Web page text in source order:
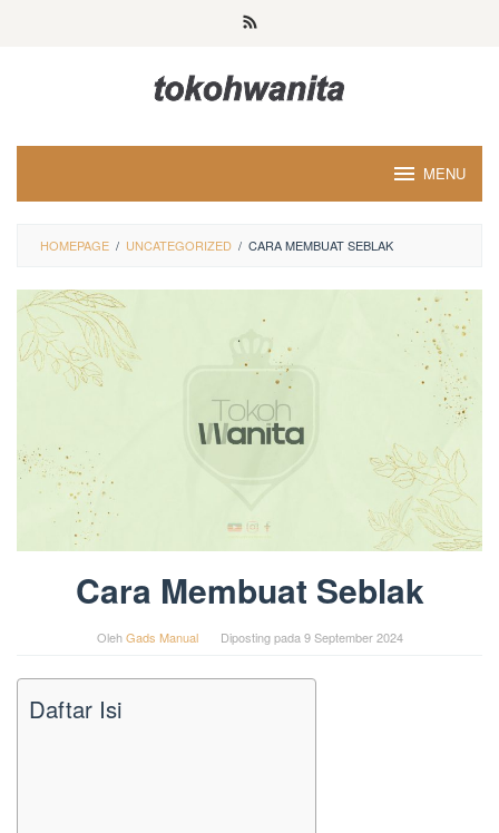
MENU
HOMEPAGE / UNCATEGORIZED / CARA MEMBUAT SEBLAK
Cara Membuat Seblak
OlehGads Manual Diposting pada 9 September 2024
Daftar Isi